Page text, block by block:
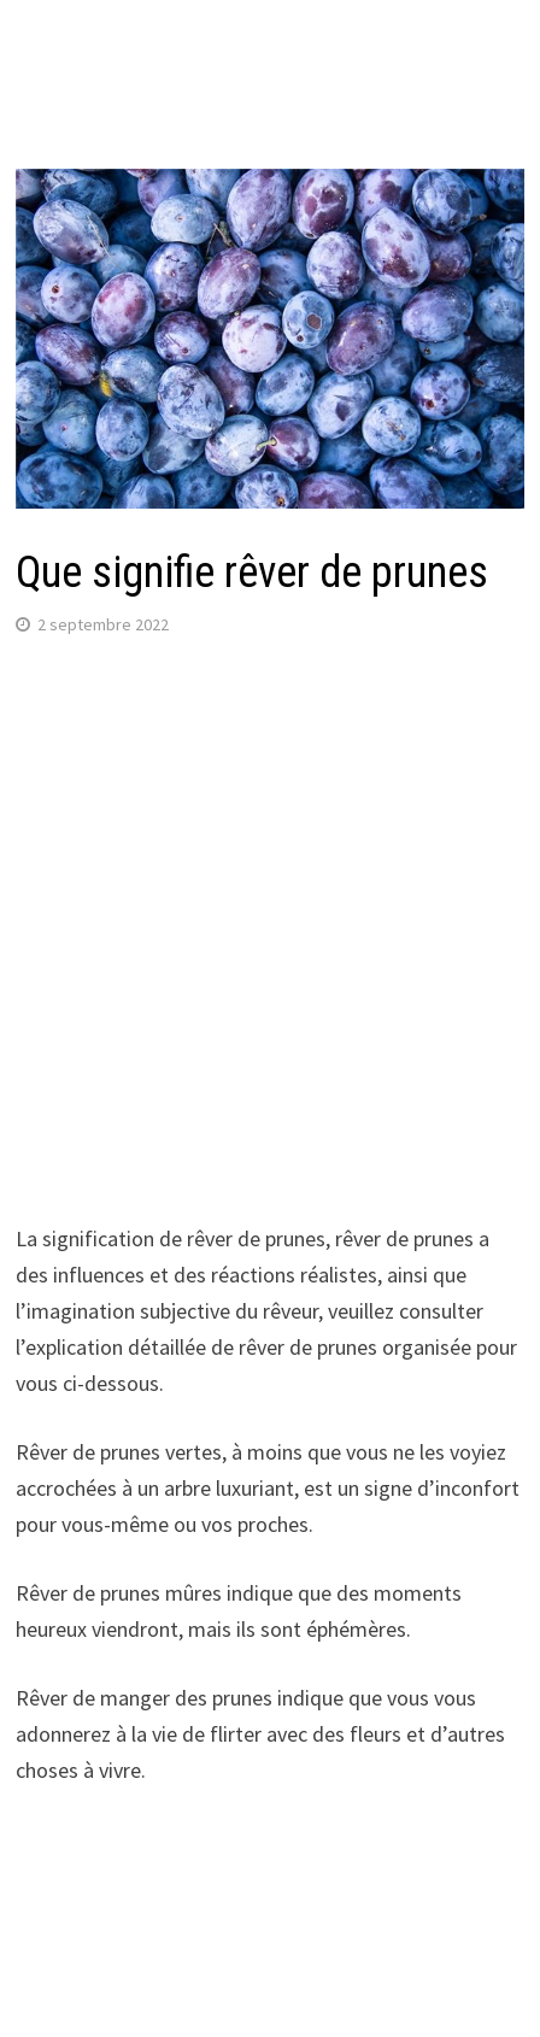
Que signifie rêver de prunes
2 septembre 2022
La signification de rêver de prunes, rêver de prunes a
des influences et des réactions réalistes, ainsi que
l’imagination subjective du rêveur, veuillez consulter
l’explication détaillée de rêver de prunes organisée pour
vous ci-dessous.
Rêver de prunes vertes, à moins que vous ne les voyiez
accrochées à un arbre luxuriant, est un signe d’inconfort
pour vous-même ou vos proches.
Rêver de prunes mûres indique que des moments
heureux viendront, mais ils sont éphémères.
Rêver de manger des prunes indique que vous vous
adonnerez à la vie de flirter avec des fleurs et d’autres
choses à vivre.